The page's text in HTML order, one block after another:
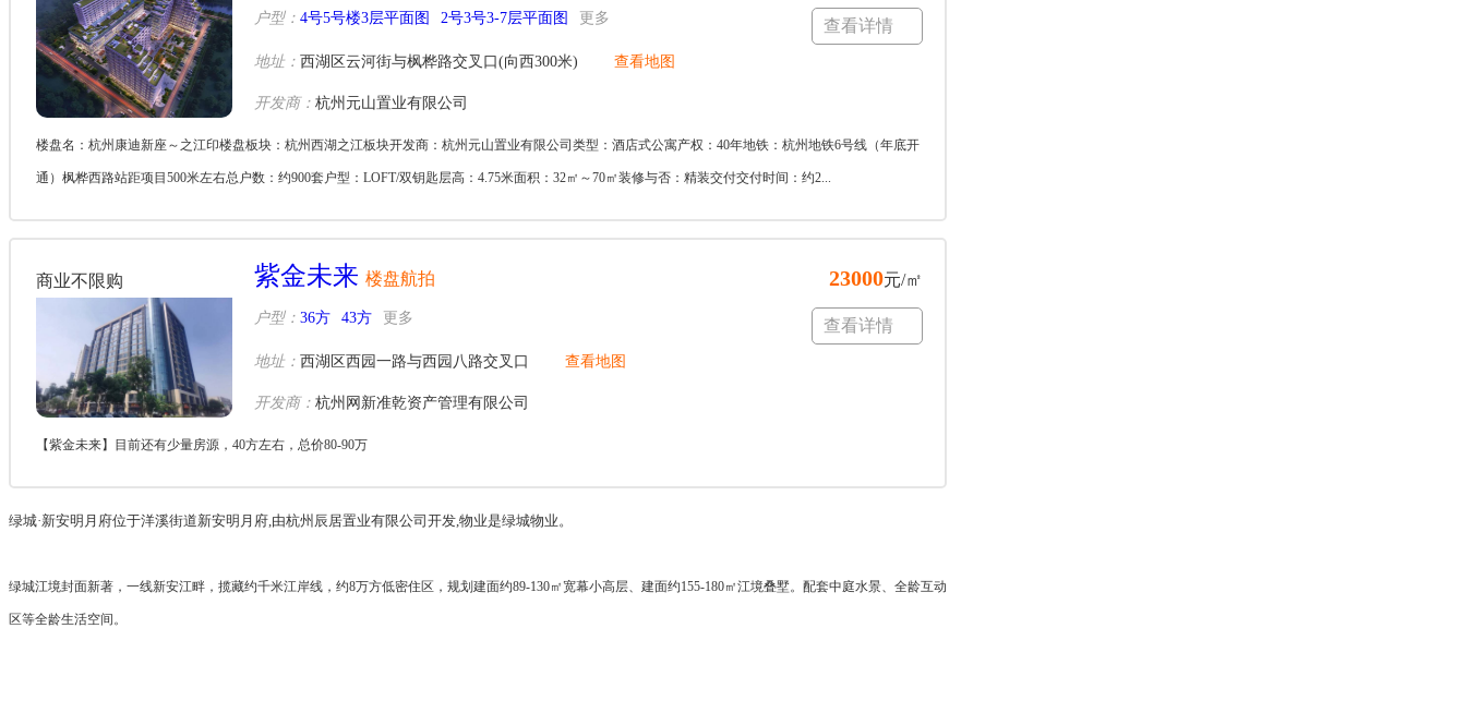
户型： 4号5号楼3层平面图 2号3号3-7层平面图 更多
地址： 西湖区云河街与枫桦路交叉口(向西300米) 查看地图
开发商： 杭州元山置业有限公司
查看详情
楼盘名：杭州康迪新座～之江印楼盘板块：杭州西湖之江板块开发商：杭州元山置业有限公司类型：酒店式公寓产权：40年地铁：杭州地铁6号线（年底开
通）枫桦西路站距项目500米左右总户数：约900套户型：LOFT/双钥匙层高：4.75米面积：32㎡～70㎡装修与否：精装交付交付时间：约2...
商业不限购 紫金未来 楼盘航拍
户型： 36方 43方 更多
地址： 西湖区西园一路与西园八路交叉口 查看地图
开发商： 杭州网新准乾资产管理有限公司
23000元/㎡
查看详情
【紫金未来】目前还有少量房源，40方左右，总价80-90万
绿城·新安明月府位于洋溪街道新安明月府,由杭州辰居置业有限公司开发,物业是绿城物业。
绿城江境封面新著，一线新安江畔，揽藏约千米江岸线，约8万方低密住区，规划建面约89-130㎡宽幕小高层、建面约155-180㎡江境叠墅。配套中庭水景、全龄互动
区等全龄生活空间。